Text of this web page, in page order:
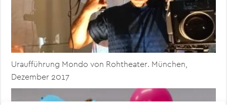
Uraufführung Mondo von Rohtheater. München,
Dezember 2017